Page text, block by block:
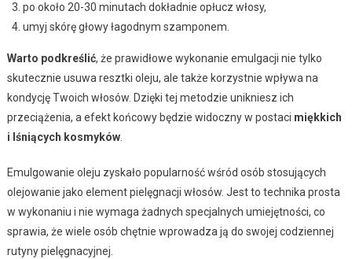
po około 20-30 minutach dokładnie opłucz włosy,
umyj skórę głowy łagodnym szamponem.
Warto podkreślić, że prawidłowe wykonanie emulgacji nie tylko
skutecznie usuwa resztki oleju, ale także korzystnie wpływa na
kondycję Twoich włosów. Dzięki tej metodzie unikniesz ich
przeciążenia, a efekt końcowy będzie widoczny w postaci miękkich
i lśniących kosmyków.
Emulgowanie oleju zyskało popularność wśród osób stosujących
olejowanie jako element pielęgnacji włosów. Jest to technika prosta
w wykonaniu i nie wymaga żadnych specjalnych umiejętności, co
sprawia, że wiele osób chętnie wprowadza ją do swojej codziennej
rutyny pielęgnacyjnej.